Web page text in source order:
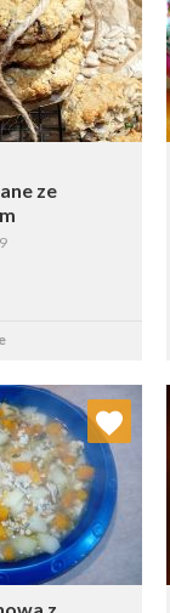
ze
Wybierz listę:
ulubionych
Wybierz listę: